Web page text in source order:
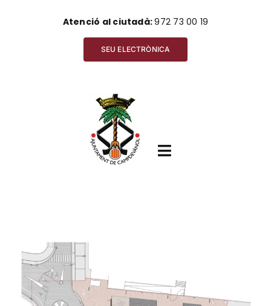
Atenció al ciutadà:972 73 00 19
SEU ELECTRÒNICA
Toggle
Ajuntament
Ciutadania
Larger
Image